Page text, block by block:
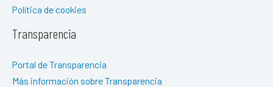
Política de cookies
Transparencia
Portal de Transparencia
Más información sobre Transparencia